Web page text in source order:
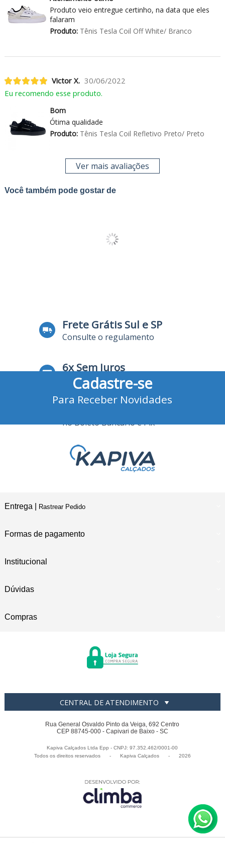
Produto veio entregue certinho, na data que eles
falaram
Produto:Tênis Tesla Coil Off White/ Branco
Victor X. 30/06/2022
Eu recomendo esse produto.
Bom
Ótima qualidade
Produto:Tênis Tesla Coil Refletivo Preto/ Preto
Ver mais avaliações
Você também pode gostar de
Frete Grátis Sul e SP
Consulte o regulamento
6x Sem Juros
no Cartão de Crédito
no Boleto Bancário e Pix
Cadastre-se
Para Receber Novidades
Entrega | Rastrear Pedido
Formas de pagamento
Institucional
Dúvidas
Compras
CENTRAL DE ATENDIMENTO
Rua General Osvaldo Pinto da Veiga, 692 Centro
CEP 88745-000 - Capivari de Baixo - SC
Kapiva Calçados Ltda Epp - CNPJ: 97.352.462/0001-00
Todos os direitos reservados
- Kapiva Calçados - 2026